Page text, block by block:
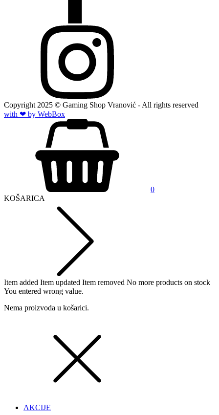
Copyright 2025 © Gaming Shop Vranović - All rights reserved
with ❤ by WebBox
0
KOŠARICA
Item added Item updated Item removed No more products on stock
You entered wrong value.
Nema proizvoda u košarici.
AKCIJE